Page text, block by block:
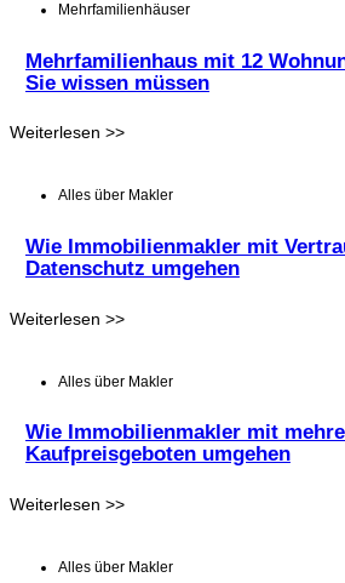
Mehrfamilienhäuser
Mehrfamilienhaus mit 12
Sie wissen müssen
Weiterlesen >>
Alles über Makler
Wie Immobilienmakler mit
Datenschutz umgehen
Weiterlesen >>
Alles über Makler
Wie Immobilienmakler mit
Kaufpreisgeboten umgehen
Weiterlesen >>
Alles über Makler